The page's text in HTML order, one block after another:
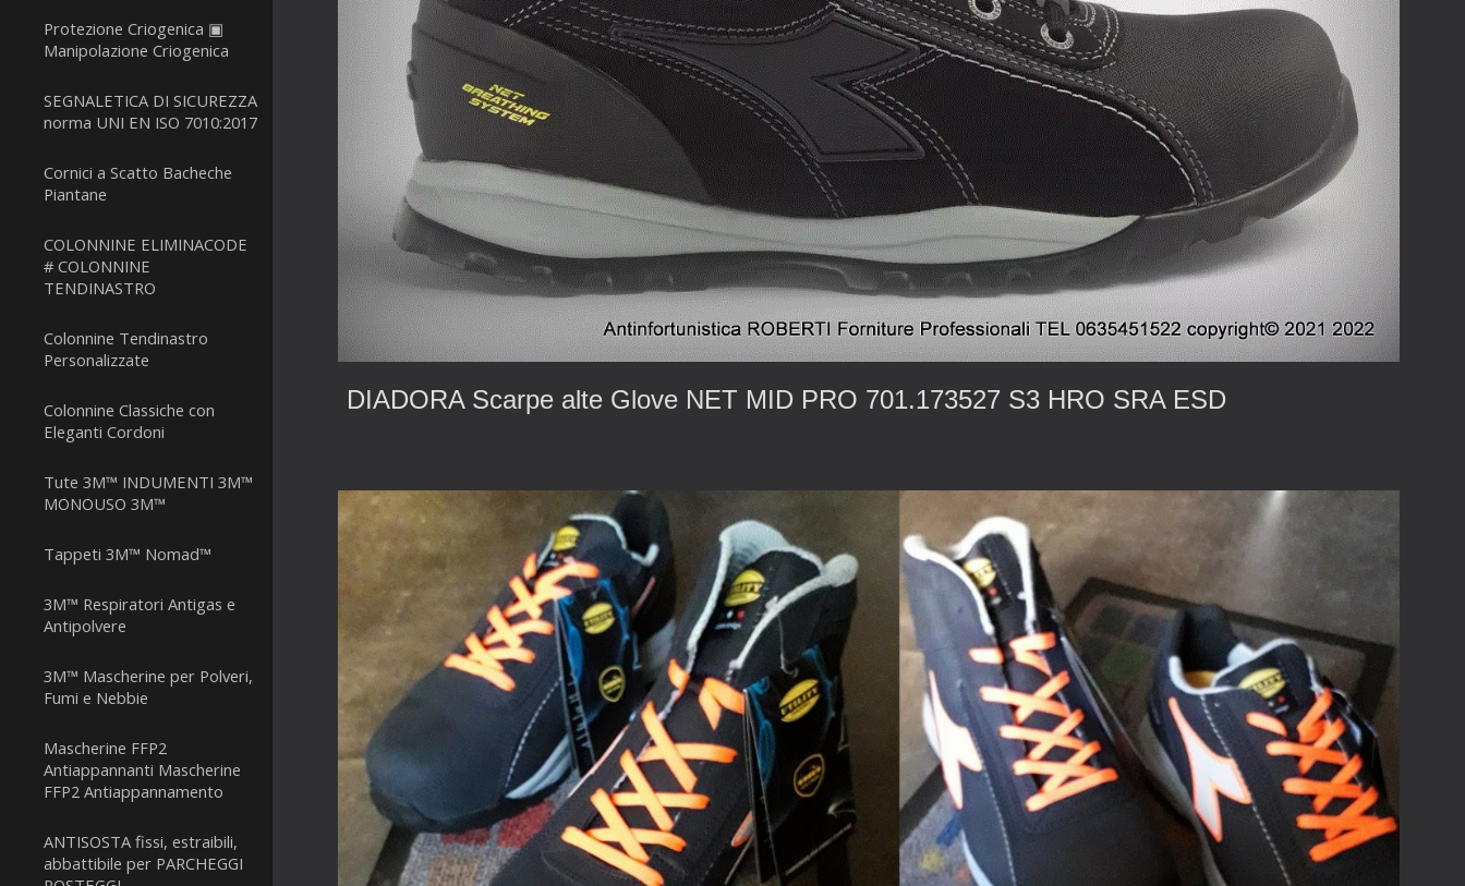
Protezione Criogenica ▣
Manipolazione Criogenica
SEGNALETICA DI SICUREZZA
norma UNI EN ISO 7010:2017
Cornici a Scatto Bacheche
Piantane
COLONNINE ELIMINACODE
# COLONNINE
TENDINASTRO
Colonnine Tendinastro
Personalizzate
Colonnine Classiche con
Eleganti Cordoni
Tute 3M™ INDUMENTI 3M™
MONOUSO 3M™
Tappeti 3M™ Nomad™
3M™ Respiratori Antigas e
Antipolvere
3M™ Mascherine per Polveri,
Fumi e Nebbie
Mascherine FFP2
Antiappannanti Mascherine
FFP2 Antiappannamento
ANTISOSTA fissi, estraibili,
abbattibile per PARCHEGGI
DIADORA Scarpe alte Glove NET MID PRO 701.173527 S3 HRO SRA ESD